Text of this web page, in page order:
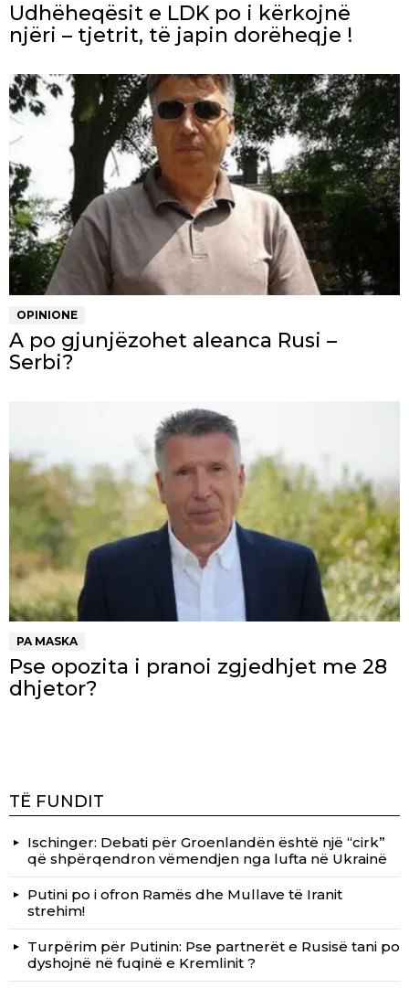
Udhëheqësit e LDK po i kërkojnë
njëri – tjetrit, të japin dorëheqje !
OPINIONE
A po gjunjëzohet aleanca Rusi –
Serbi?
PA MASKA
Pse opozita i pranoi zgjedhjet me 28
dhjetor?
TË FUNDIT
Ischinger: Debati për Groenlandën është një “cirk”
që shpërqendron vëmendjen nga lufta në Ukrainë
Putini po i ofron Ramës dhe Mullave të Iranit
strehim!
Turpërim për Putinin: Pse partnerët e Rusisë tani po
dyshojnë në fuqinë e Kremlinit ?